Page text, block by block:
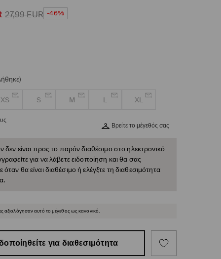
27,99EUR -46%
XS S M L XL
Βρείτε το μέγεθός σας
δεν είναι προς το παρόν διαθέσιμο στο ηλεκτρονικό
για να λάβετε ειδοποίηση και θα σας
θα είναι διαθέσιμο ή ελέγξτε τη διαθεσιμότητα
αξιολόγησαν αυτό το μέγεθος ως κανονικό.
για διαθεσιμότητα